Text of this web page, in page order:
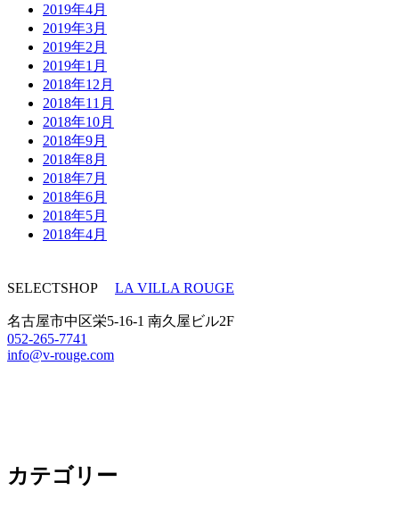
2019年4月
2019年3月
2019年2月
2019年1月
2018年12月
2018年11月
2018年10月
2018年9月
2018年8月
2018年7月
2018年6月
2018年5月
2018年4月
SELECTSHOP LA VILLA ROUGE
名古屋市中区栄5-16-1 南久屋ビル2F
052-265-7741
info@v-rouge.com
カテゴリー